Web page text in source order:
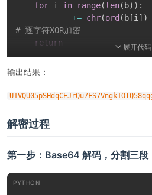
for i in range(len( b) ) :
+= chr(ord ( b [i ] )
# 逐字符XOR加密
return
def ____
    ___
.update(a)
# 返回16字节MD5
e = _ ( f[:12]) + ____ (f[12:19]
展开代码
输出结果：
解密过程
第一步：Base64 解码，分割三段
PYTHON